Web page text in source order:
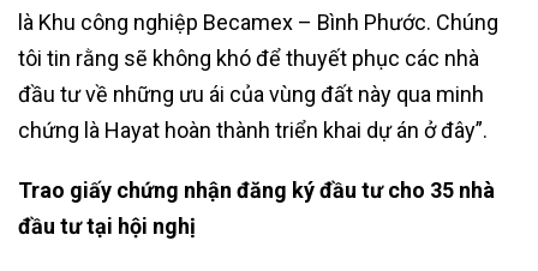
là Khu công nghiệp Becamex – Bình Phước. Chúng
tôi tin rằng sẽ không khó để thuyết phục các nhà
đầu tư về những ưu ái của vùng đất này qua minh
chứng là Hayat hoàn thành triển khai dự án ở đây”.
Trao giấy chứng nhận đăng ký đầu tư cho 35 nhà
đầu tư tại hội nghị